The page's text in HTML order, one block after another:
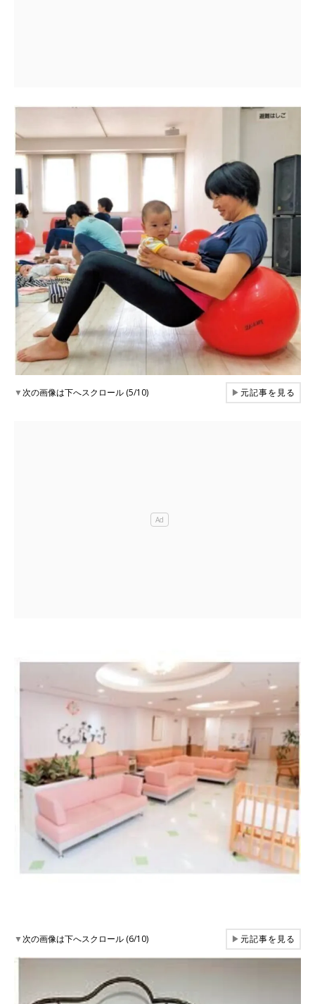
▼次の画像は下へスクロール (5/10) ▶元記事を見る
▼次の画像は下へスクロール (6/10) ▶元記事を見る